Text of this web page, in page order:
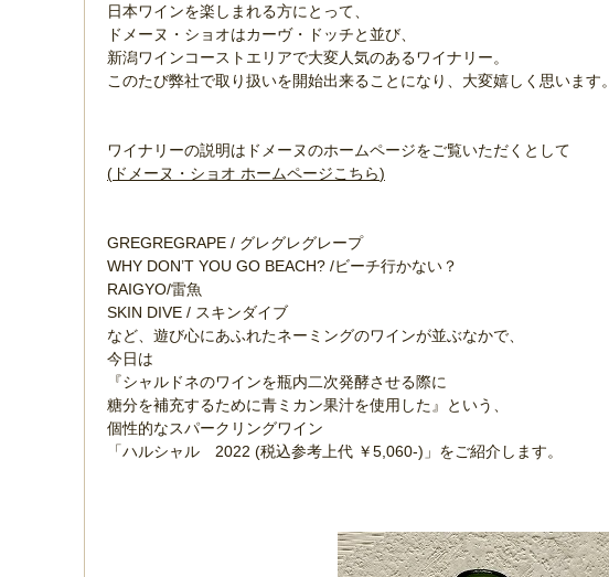
日本ワインを楽しまれる方にとって、
ドメーヌ・ショオはカーヴ・ドッチと並び、
新潟ワインコーストエリアで大変人気のあるワイナリー。
このたび弊社で取り扱いを開始出来ることになり、大変嬉しく思います。
ワイナリーの説明はドメーヌのホームページをご覧いただくとして
( ドメーヌ・ショオ ホームページこちら)
GREGREGRAPE / グレグレグレープ
WHY DON’T YOU GO BEACH? /ビーチ行かない？
RAIGYO/雷魚
SKIN DIVE / スキンダイブ
など、遊び心にあふれたネーミングのワインが並ぶなかで、
今日は
『シャルドネのワインを瓶内二次発酵させる際に
糖分を補充するために青ミカン果汁を使用した』という、
個性的なスパークリングワイン
「ハルシャル 2022 (税込参考上代 ￥5,060-)」をご紹介します。